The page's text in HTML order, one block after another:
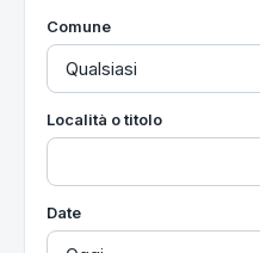
Comune
Località o titolo
Date